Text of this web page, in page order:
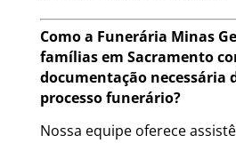
Como a Funerária Minas
famílias em Sacramento
documentação necessária
processo funerário?
Nossa equipe oferece